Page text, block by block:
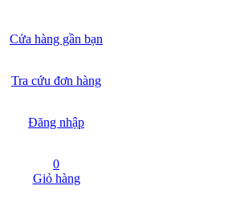
Cửa hàng gần bạn
Tra cứu đơn hàng
Đăng nhập
0
Giỏ hàng